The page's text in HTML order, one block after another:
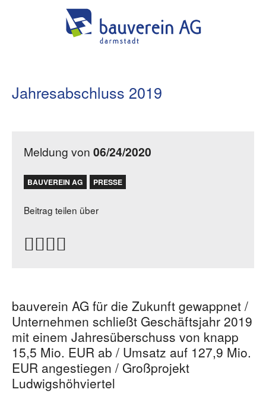
Meldung von 06/24/2020
BAUVEREIN AG PRESSE
Beitrag teilen über
Jahresabschluss 2019
bauverein AG für die Zukunft gewappnet /
Unternehmen schließt Geschäftsjahr 2019
mit einem Jahresüberschuss von knapp
15,5 Mio. EUR ab / Umsatz auf 127,9 Mio.
EUR angestiegen / Großprojekt
Ludwigshöhviertel